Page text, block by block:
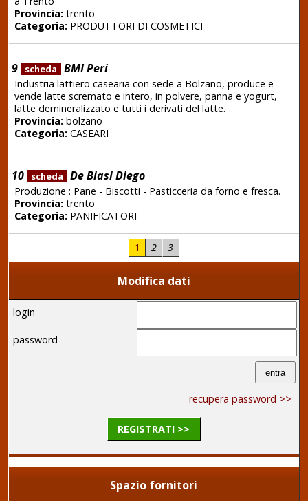
Provincia:trento
Categoria:PRODUTTORI DI COSMETICI
9 scheda BMI Peri
Industria lattiero casearia con sede a Bolzano, produce e
vende latte scremato e intero, in polvere, panna e yogurt,
latte demineralizzato e tutti i derivati del latte.
Provincia:bolzano
Categoria:CASEARI
10 scheda De Biasi Diego
Produzione : Pane - Biscotti - Pasticceria da forno e fresca.
Provincia:trento
Categoria:PANIFICATORI
1 2 3
Modifica dati
login
password
recupera password >>
REGISTRATI >>
Spazio fornitori